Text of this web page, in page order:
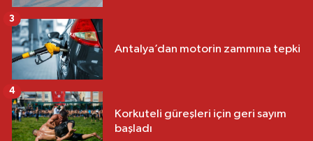
Antalya’dan motorin zammına tepki
3
Korkuteli güreşleri için geri sayım
başladı
4